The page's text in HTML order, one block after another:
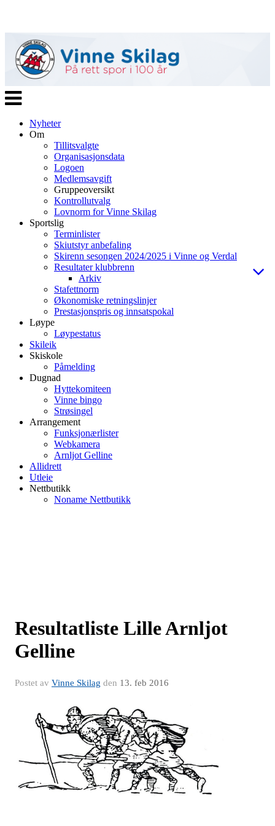
Veksle
navigasjon
Nyheter
Om
Tillitsvalgte
Organisasjonsdata
Logoen
Medlemsavgift
Gruppeoversikt
Kontrollutvalg
Lovnorm for Vinne Skilag
Sportslig
Terminlister
Skiutstyr anbefaling
Skirenn sesongen 2024/2025 i Vinne og Verdal
Resultater klubbrenn
Arkiv
Stafettnorm
Økonomiske retningslinjer
Prestasjonspris og innsatspokal
Løype
Løypestatus
Skileik
Skiskole
Påmelding
Dugnad
Hyttekomiteen
Vinne bingo
Strøsingel
Arrangement
Funksjonærlister
Webkamera
Arnljot Gelline
Allidrett
Utleie
Nettbutikk
Noname Nettbutikk
Resultatliste Lille Arnljot
Gelline
Postet av Vinne Skilag den 13. feb 2016